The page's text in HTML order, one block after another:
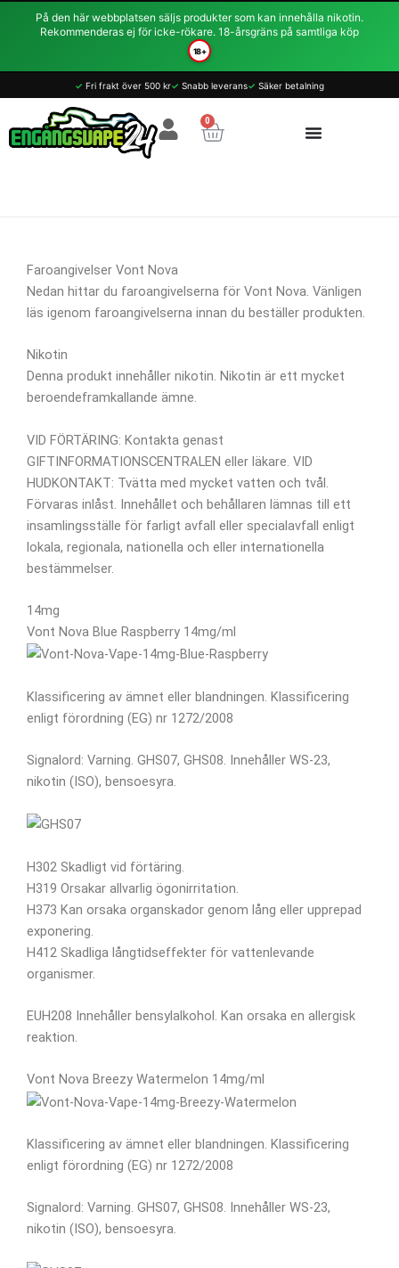
På den här webbplatsen säljs produkter som kan innehålla nikotin.
Rekommenderas ej för icke-rökare. 18-årsgräns på samtliga köp
18+
Hoppa
✓ Fri frakt över 500 kr✓ Snabb leverans✓ Säker betalning
0
Varukorg
Faroangivelser Vont Nova
Nedan hittar du faroangivelserna för Vont Nova. Vänligen
läs igenom faroangivelserna innan du beställer produkten.
Nikotin
Denna produkt innehåller nikotin. Nikotin är ett mycket
beroendeframkallande ämne.
VID FÖRTÄRING: Kontakta genast
GIFTINFORMATIONSCENTRALEN eller läkare. VID
HUDKONTAKT: Tvätta med mycket vatten och tvål.
Förvaras inlåst. Innehållet och behållaren lämnas till ett
insamlingsställe för farligt avfall eller specialavfall enligt
lokala, regionala, nationella och eller internationella
bestämmelser.
14mg
Vont Nova Blue Raspberry 14mg/ml
Klassificering av ämnet eller blandningen. Klassificering
enligt förordning (EG) nr 1272/2008
Signalord: Varning. GHS07, GHS08. Innehåller WS-23,
nikotin (ISO), bensoesyra.
H302 Skadligt vid förtäring.
H319 Orsakar allvarlig ögonirritation.
H373 Kan orsaka organskador genom lång eller upprepad
exponering.
H412 Skadliga långtidseffekter för vattenlevande
organismer.
EUH208 Innehåller bensylalkohol. Kan orsaka en allergisk
reaktion.
Vont Nova Breezy Watermelon 14mg/ml
Klassificering av ämnet eller blandningen. Klassificering
enligt förordning (EG) nr 1272/2008
Signalord: Varning. GHS07, GHS08. Innehåller WS-23,
nikotin (ISO), bensoesyra.